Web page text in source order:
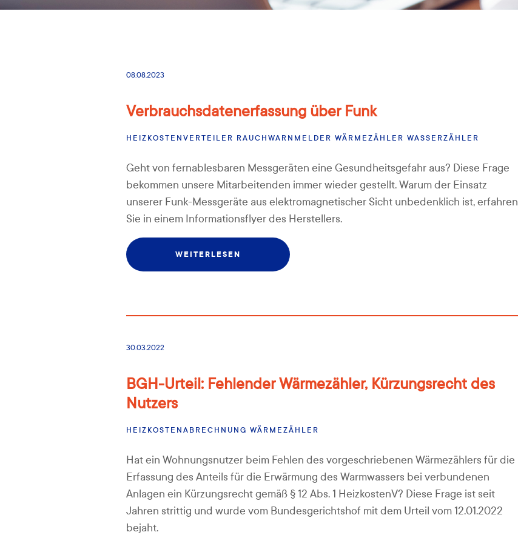
08.08.2023
Verbrauchsdatenerfassung über Funk
HEIZKOSTENVERTEILER RAUCHWARNMELDER WÄRMEZÄHLER WASSERZÄHLER
Geht von fernablesbaren Messgeräten eine Gesundheitsgefahr aus? Diese Frage
bekommen unsere Mitarbeitenden immer wieder gestellt. Warum der Einsatz
unserer Funk-Messgeräte aus elektromagnetischer Sicht unbedenklich ist, erfahren
Sie in einem Informationsflyer des Herstellers.
WEITERLESEN
30.03.2022
BGH-Urteil: Fehlender Wärmezähler, Kürzungsrecht des
Nutzers
HEIZKOSTENABRECHNUNG WÄRMEZÄHLER
Hat ein Wohnungsnutzer beim Fehlen des vorgeschriebenen Wärmezählers für die
Erfassung des Anteils für die Erwärmung des Warmwassers bei verbundenen
Anlagen ein Kürzungsrecht gemäß § 12 Abs. 1 HeizkostenV? Diese Frage ist seit
Jahren strittig und wurde vom Bundesgerichtshof mit dem Urteil vom 12.01.2022
bejaht.